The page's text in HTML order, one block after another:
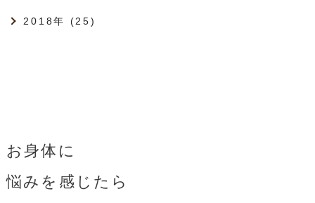
2018年 (25)
お身体に
悩みを感じたら